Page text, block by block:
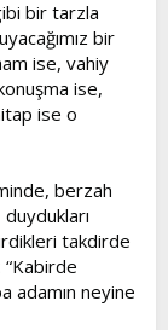
bir tarzla
bir
ise, vahiy
ise,
ise o
berzah
takdirde
“Kabirde
adamın neyine